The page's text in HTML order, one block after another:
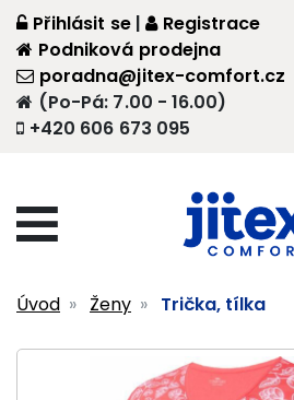
+420 606 673 095
(Po-Pá: 7.00 - 16.00)
poradna@jitex-comfort.cz
Přihlásit se |
Registrace
Podniková prodejna
Úvod Ženy Trička, tílka